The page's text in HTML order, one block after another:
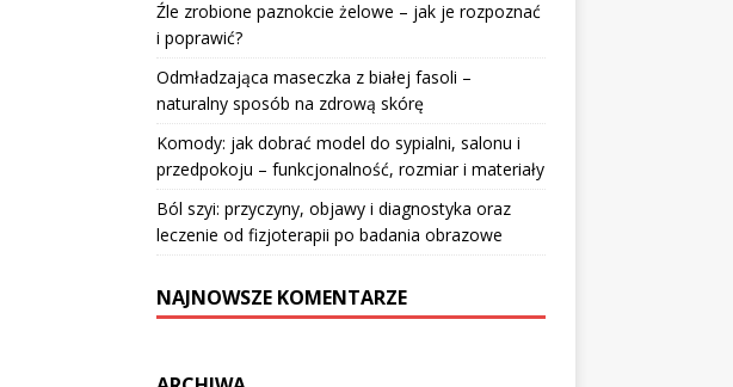
Źle zrobione paznokcie żelowe – jak je rozpoznać
i poprawić?
Odmładzająca maseczka z białej fasoli –
naturalny sposób na zdrową skórę
Komody: jak dobrać model do sypialni, salonu i
przedpokoju – funkcjonalność, rozmiar i materiały
Ból szyi: przyczyny, objawy i diagnostyka oraz
leczenie od fizjoterapii po badania obrazowe
NAJNOWSZE KOMENTARZE